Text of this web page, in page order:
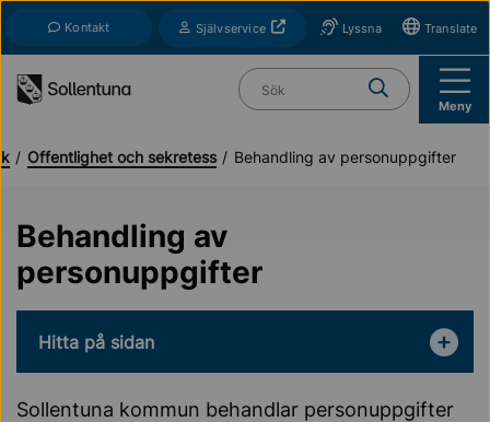
Kontakt SjälvserviceÖppnas i nytt fönsterLyssna Translate
Vad söker du?
Meny
Offentlighet och sekretess Behandling av personuppgifter
Behandling av
personuppgifter
Hitta på sidan
Sollentuna kommun behandlar personuppgifter